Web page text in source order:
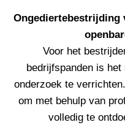
Ongediertebestrijding
Voor het
bedrijfspanden is
onderzoek te
om met behulp van
volledig te